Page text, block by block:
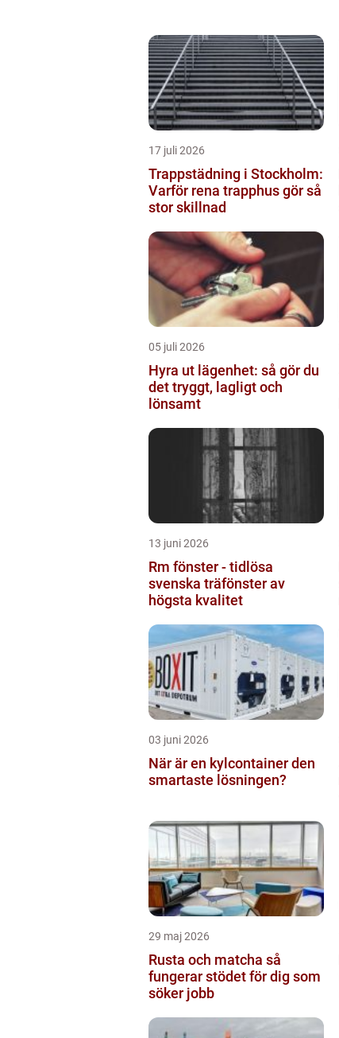
17 juli 2026
Trappstädning i Stockholm:
Varför rena trapphus gör så
stor skillnad
05 juli 2026
Hyra ut lägenhet: så gör du
det tryggt, lagligt och
lönsamt
13 juni 2026
Rm fönster - tidlösa
svenska träfönster av
högsta kvalitet
03 juni 2026
När är en kylcontainer den
smartaste lösningen?
29 maj 2026
Rusta och matcha så
fungerar stödet för dig som
söker jobb